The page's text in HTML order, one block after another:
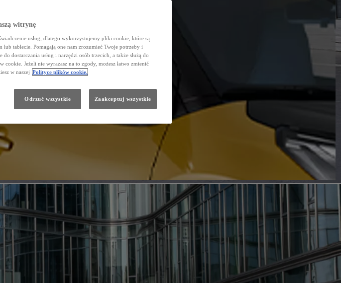
witrynę
usług, dlatego wykorzystujemy pliki cookie, które są
tablecie. Pomagają one nam zrozumieć Twoje potrzeby i
dostarczania usług i narzędzi osób trzecich, a także służą do
Jeżeli nie wyrażasz na to zgody, możesz łatwo zmienić
w naszej Polityce plików cookie.
Odrzuć wszystkie Zaakceptuj wszystkie